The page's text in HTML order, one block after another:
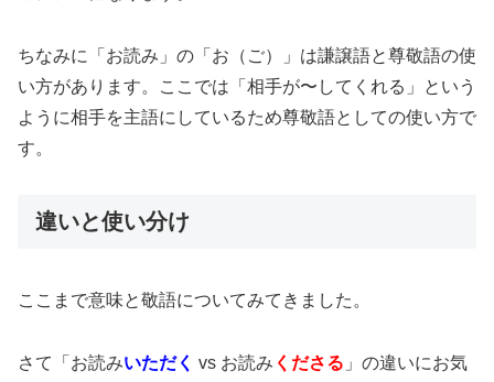
ちなみに「お読み」の「お（ご）」は謙譲語と尊敬語の使
い方があります。ここでは「相手が〜してくれる」という
ように相手を主語にしているため尊敬語としての使い方で
す。
違いと使い分け
ここまで意味と敬語についてみてきました。
さて「お読みいただく vs お読み くださる 」の違いにお気